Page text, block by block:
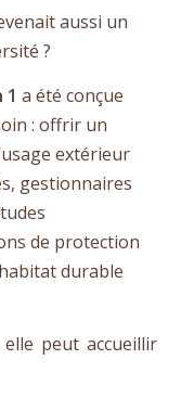
aussi un
?
1 a été conçue
: offrir un
extérieur
gestionnaires
de protection
durable
peut accueillir